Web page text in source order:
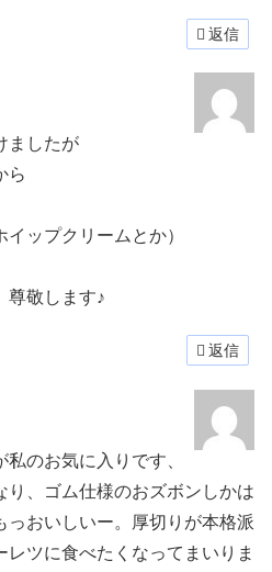
返信
ましたが
ら
ップクリームとか）
敬します♪
返信
のお気に入りです、
り、ゴム仕様のおズボンしかは
っおいしいー。厚切りが本格派
ツに食べたくなってまいりま